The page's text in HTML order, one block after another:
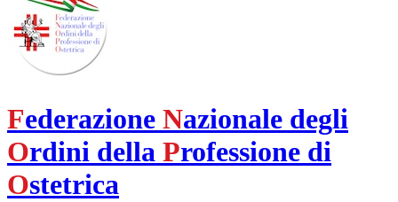
Federazione Nazionale degli
Ordini della Professione di
Ostetrica